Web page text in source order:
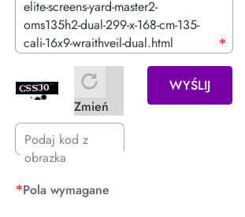
Zmień
WYŚLIJ
Pola wymagane